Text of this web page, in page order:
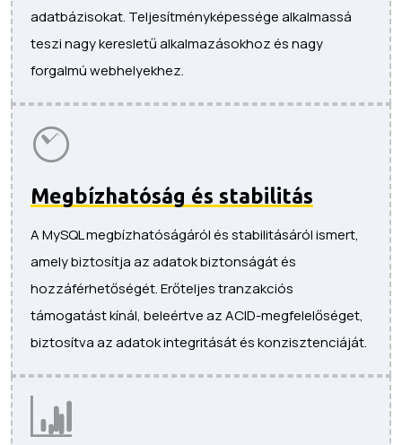
adatbázisokat. Teljesítményképessége alkalmassá
teszi nagy keresletű alkalmazásokhoz és nagy
forgalmú webhelyekhez.
Megbízhatóság és stabilitás
A MySQL megbízhatóságáról és stabilitásáról ismert,
amely biztosítja az adatok biztonságát és
hozzáférhetőségét. Erőteljes tranzakciós
támogatást kínál, beleértve az ACID-megfelelőséget,
biztosítva az adatok integritását és konzisztenciáját.